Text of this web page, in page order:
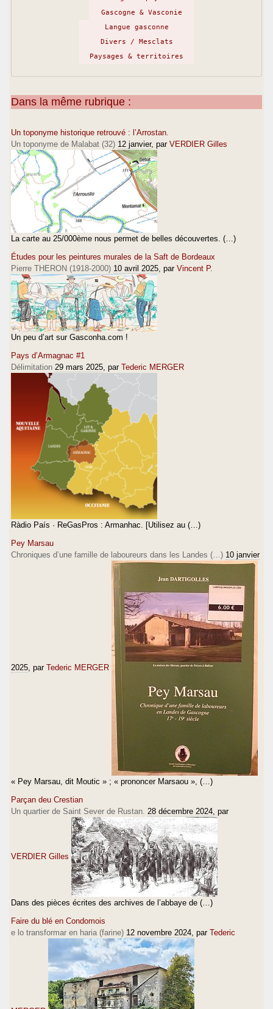
Gascogne & Vasconie
Langue gasconne
Divers / Mesclats
Paysages & territoires
Dans la même rubrique :
Un toponyme historique retrouvé : l’Arrostan.
Un toponyme de Malabat (32) 12 janvier, par VERDIER Gilles
La carte au 25/000ème nous permet de belles découvertes. (…)
Études pour les peintures murales de la Saft de Bordeaux
Pierre THERON (1918-2000) 10 avril 2025 , par Vincent P.
Un peu d’art sur Gasconha.com !
Pays d’Armagnac #1
Délimitation 29 mars 2025 , par Tederic MERGER
Ràdio País · ReGasPros : Armanhac. [Utilisez au (…)
Pey Marsau
Chroniques d’une famille de laboureurs dans les Landes (…) 10 janvier
2025 , par Tederic MERGER
« Pey Marsau, dit Moutic » ; « prononcer Marsaou », (…)
Parçan deu Crestian
Un quartier de Saint Sever de Rustan. 28 décembre 2024 , par
VERDIER Gilles
Dans des pièces écrites des archives de l’abbaye de (…)
Faire du blé en Condomois
e lo transformar en haria (farine) 12 novembre 2024 , par Tederic